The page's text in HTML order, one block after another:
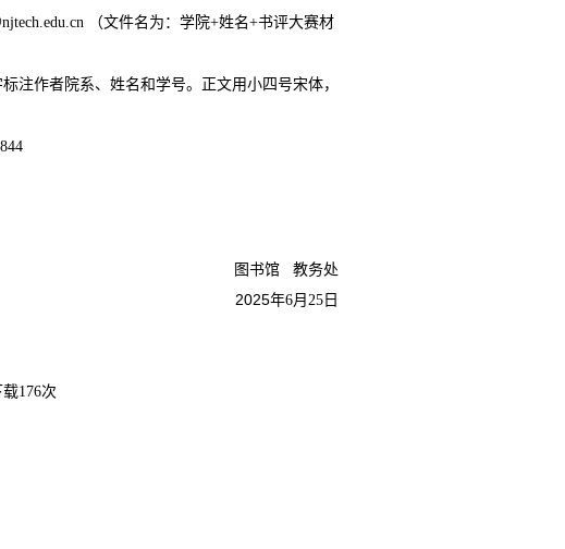
（文件名为：学院+姓名+书评大赛材
注作者院系、姓名和学号。正文用小四号宋体，
图书馆 教务处
2025年6月 25日
载176次